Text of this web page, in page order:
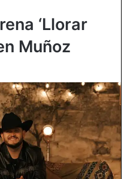
‘Llorar
Muñoz